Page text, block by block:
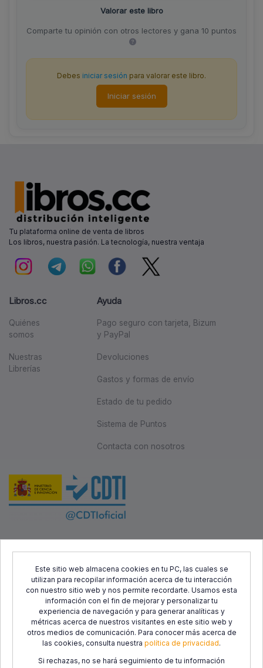
Este sitio web almacena cookies en tu PC, las cuales se
utilizan para recopilar información acerca de tu interacción
con nuestro sitio web y nos permite recordarte. Usamos esta
información con el fin de mejorar y personalizar tu
experiencia de navegación y para generar analíticas y
métricas acerca de nuestros visitantes en este sitio web y
otros medios de comunicación. Para conocer más acerca de
las cookies, consulta nuestra política de privacidad.
Si rechazas, no se hará seguimiento de tu información
Valorar este libro
Comparte tu opinión con otros lectores y gana 10 puntos
Debes iniciar sesión para valorar este libro.
Iniciar sesión
Tu plataforma online de venta de libros
Los libros, nuestra pasión. La tecnología, nuestra ventaja
Libros.cc
Quiénes
somos
Nuestras
Librerías
Ayuda
Pago seguro con tarjeta, Bizum
y PayPal
Devoluciones
Gastos y formas de envío
Estado de tu pedido
Sistema de Puntos
Contacta con nosotros
Desarrollo Regional (FEDER) y el Centro para el Desarrollo
Tecnológico Industrial (CDTI), con el objetivo de promover el
desarrollo tecnológico, la innovación y una investigación de